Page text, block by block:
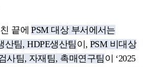
끝에PSM 대상 부서에서는
산팀, HDPE생산팀이, PSM 비대상
사팀, 자재팀, 촉매연구팀이 ‘2025